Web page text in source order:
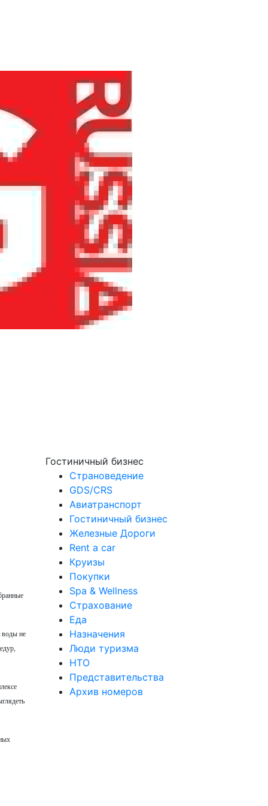
воды не
Гостиничный бизнес
Страноведение
GDS/CRS
Авиатранспорт
Гостиничный бизнес
Железные Дороги
Rent a car
Круизы
Покупки
Spa & Wellness
Страхование
Еда
Назначения
Люди туризма
НТО
Представительства
Архив номеров